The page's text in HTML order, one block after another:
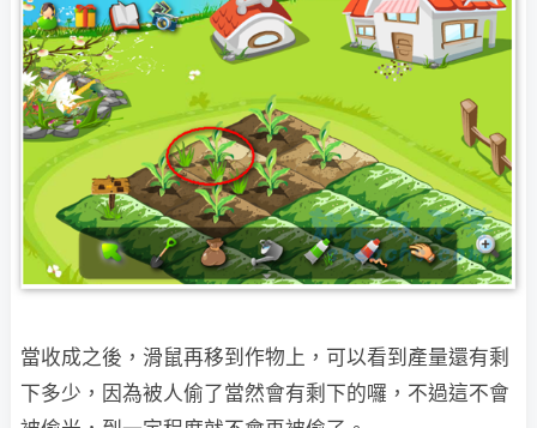
當收成之後，滑鼠再移到作物上，可以看到產量還有剩
下多少，因為被人偷了當然會有剩下的囉，不過這不會